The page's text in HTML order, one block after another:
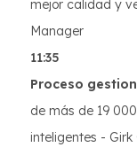
mejor calidad y
Manager
11:35
Proceso
de más de 19
inteligentes -